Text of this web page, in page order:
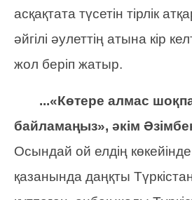
асқақтата түсетін тірлік
әйгілі әулеттің атына кір
жол беріп жатыр.
...«Көтере алмас
байламаңыз», әкім
Осындай ой елдің
қазанында даңқты